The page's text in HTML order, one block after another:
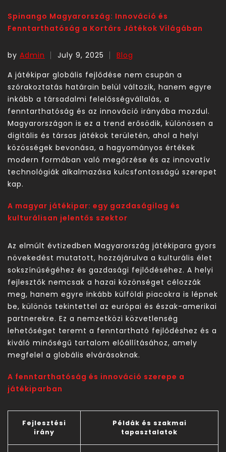
Spinango Magyarország: Innováció és
Fenntarthatóság a Kortárs Játékok Világában
by Admin July 9, 2025
Blog
A játékipar globális fejlődése nem csupán a
szórakoztatás határain belül változik, hanem egyre
inkább a társadalmi felelősségvállalás, a
fenntarthatóság és az innováció irányába mozdul.
Magyarországon is ez a trend erősödik, különösen a
digitális és társas játékok területén, ahol a helyi
közösségek bevonása, a hagyományos értékek
modern formában való megőrzése és az innovatív
technológiák alkalmazása kulcsfontosságú szerepet
kap.
A magyar játékipar: egy gazdaságilag és
kulturálisan jelentős szektor
Az elmúlt évtizedben Magyarország játékipara gyors
növekedést mutatott, hozzájárulva a kulturális élet
sokszínűségéhez és gazdasági fejlődéséhez. A helyi
fejlesztők nemcsak a hazai közönséget célozzák
meg, hanem egyre inkább külföldi piacokra is lépnek
be, különös tekintettel az európai és észak-amerikai
partnerekre. Ez a nemzetközi közvetlenség
lehetőséget teremt a fenntartható fejlődéshez és a
kiváló minőségű tartalom előállításához, amely
megfelel a globális elvárásoknak.
A fenntarthatóság és innováció szerepe a
játékiparban
Fejlesztési
irány
Példák és szakmai
tapasztalatok